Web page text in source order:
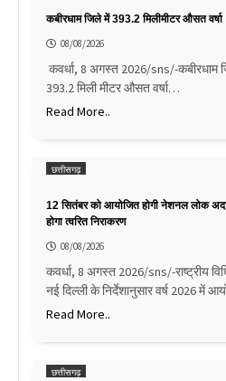
कबीरधाम जिले में 393.2 मिलीमीटर औसत वर्षा
08/08/2026
कवर्धा, 8 अगस्त 2026/sns/-
393.2 मिली मीटर औसत वर्षा…
Read More..
छत्तीसगढ़
12 सितंबर को आयोजित होगी नेशनल लोक
होगा त्वरित निराकरण
08/08/2026
कवर्धा, 8 अगस्त 2026/sns/-राष्ट्रीय
नई दिल्ली के निर्देशानुसार वर्ष 2026 में
Read More..
छत्तीसगढ़